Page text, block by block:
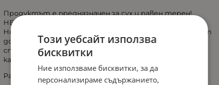
Продуктът е предназначен за сух и равен терен!
НЕ ИЗПОЛЗВАЙТЕ В КАЛНИ ТЕРЕНИ!
Никога не използвайте по пътните платна, в близост
до коли, на или близо до стръмни наклони или
стълбища, плувни басейни или други водни тела, в
кални терени или заблатени участъци!
Размер: 106x75x65 см
Този уебсайт използва
бисквитки
Ние използваме бисквитки, за да
персонализираме съдържанието,